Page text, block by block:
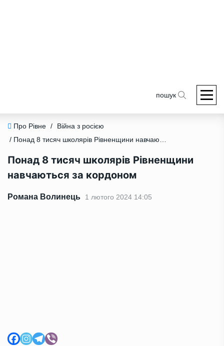
пошук
Про Рівне /
Війна з росією
/ Понад 8 тисяч школярів Рівненщини навчаються за кордоном
Понад 8 тисяч школярів Рівненщини
навчаються за кордоном
Романа Волинець 1 лютого 2024 14:05